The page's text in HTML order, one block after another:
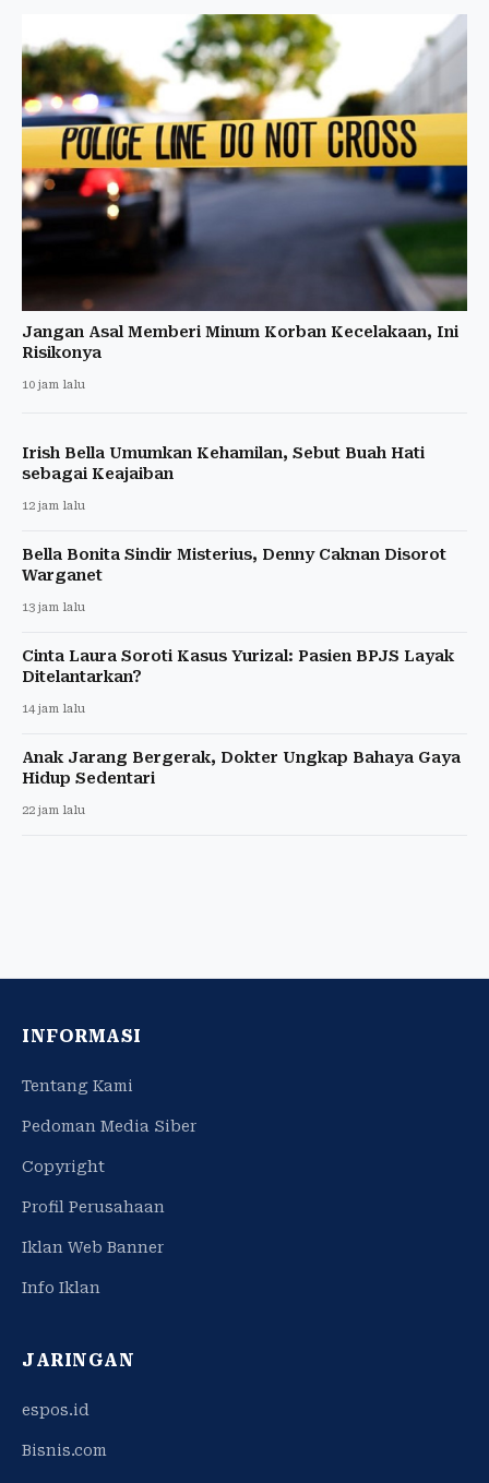
Jangan Asal Memberi Minum Korban Kecelakaan, Ini
Risikonya
10 jam lalu
Irish Bella Umumkan Kehamilan, Sebut Buah Hati
sebagai Keajaiban
12 jam lalu
Bella Bonita Sindir Misterius, Denny Caknan Disorot
Warganet
13 jam lalu
Cinta Laura Soroti Kasus Yurizal: Pasien BPJS Layak
Ditelantarkan?
14 jam lalu
Anak Jarang Bergerak, Dokter Ungkap Bahaya Gaya
Hidup Sedentari
22 jam lalu
INFORMASI
Tentang Kami
Pedoman Media Siber
Copyright
Profil Perusahaan
Iklan Web Banner
Info Iklan
JARINGAN
espos.id
Bisnis.com